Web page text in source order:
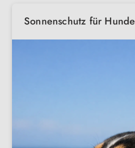
Sonnenschutz für Hunde